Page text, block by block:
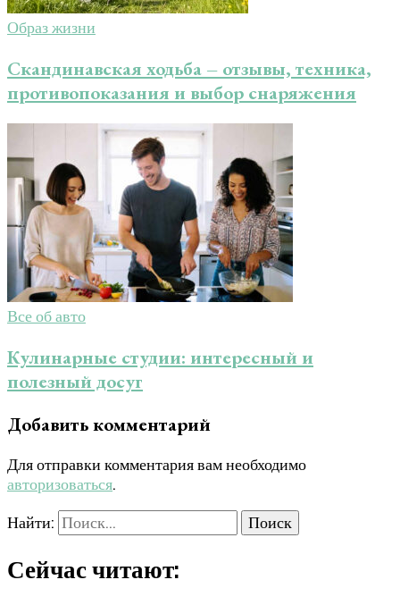
Образ жизни
Скандинавская ходьба – отзывы, техника,
противопоказания и выбор снаряжения
Все об авто
Кулинарные студии: интересный и
полезный досуг
Добавить комментарий
Для отправки комментария вам необходимо
авторизоваться.
Найти:
Сейчас читают: